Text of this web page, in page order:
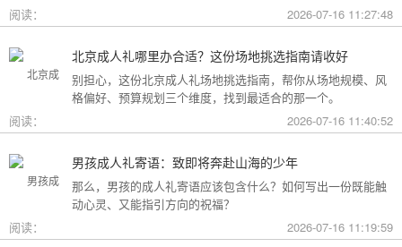
阅读： 2026-07-16 11:27:48
北京成人礼哪里办合适？这份场地挑选指南请收好
别担心，这份北京成人礼场地挑选指南，帮你从场地规模、风
格偏好、预算规划三个维度，找到最适合的那一个。
阅读：
2026-07-16 11:40:52
男孩成人礼寄语：致即将奔赴山海的少年
那么，男孩的成人礼寄语应该包含什么？如何写出一份既能触
动心灵、又能指引方向的祝福？
阅读：
2026-07-16 11:19:59